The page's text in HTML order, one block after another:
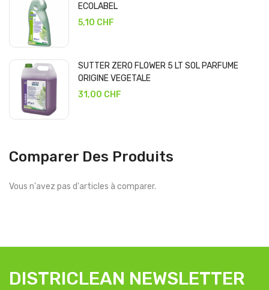
ECOLABEL
5,10 CHF
SUTTER ZERO FLOWER 5 LT SOL PARFUME
ORIGINE VEGETALE
31,00 CHF
Comparer Des Produits
Vous n'avez pas d'articles à comparer.
DISTRICLEAN NEWSLETTER